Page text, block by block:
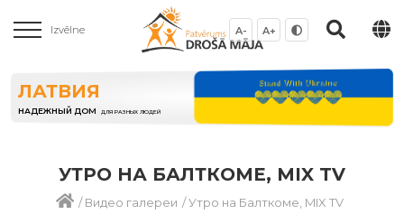
Izvēlne A- A+
ЛАТВИЯ
НАДЕЖНЫЙ ДОМ ДЛЯ РАЗНЫХ ЛЮДЕЙ
УТРО НА БАЛТКОМЕ, MIX TV
/Видео галереи /Утро на Балткоме, MIX TV